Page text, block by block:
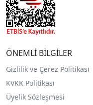
ÖNEMLİ BİLGİLER
Gizlilik ve Çerez Politikası
KVKK Politikası
Üyelik Sözleşmesi